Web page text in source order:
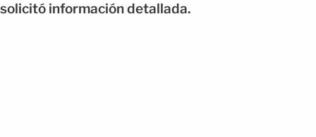
solicitó información detallada.